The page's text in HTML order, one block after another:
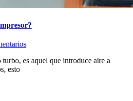
es aquel que introduce aire a
esto